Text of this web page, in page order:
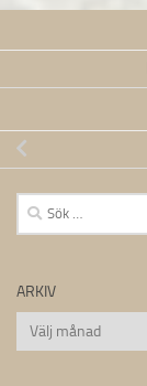
Sök
efter:
ARKIV
Arkiv